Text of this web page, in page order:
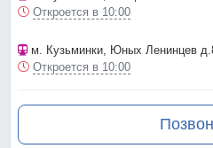
Откроется в 10:00
м. Кузьминки, Юных Ленинцев
Откроется в 10:00